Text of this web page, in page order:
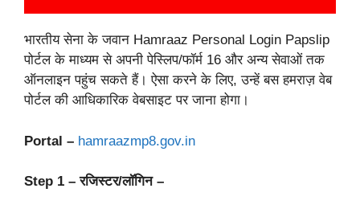
भारतीय सेना के जवान Hamraaz Personal Login Papslip
पोर्टल के माध्यम से अपनी पेस्लिप/फॉर्म 16 और अन्य सेवाओं तक
ऑनलाइन पहुंच सकते हैं। ऐसा करने के लिए, उन्हें बस हमराज़ वेब
पोर्टल की आधिकारिक वेबसाइट पर जाना होगा।
Portal – hamraazmp8.gov.in
Step 1 – रजिस्टर/लॉगिन –